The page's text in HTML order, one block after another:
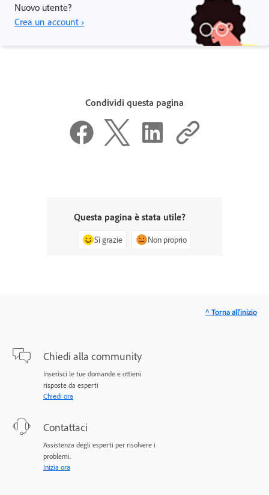
Nuovo utente?
Crea un account ›
Condividi questa pagina
Questa pagina è stata utile?
Sì grazie Non proprio
Chiedi alla community
Inserisci le tue domande e ottieni
risposte da esperti
Chiedi ora
Contattaci
Assistenza degli esperti per risolvere i
problemi.
Inizia ora
^ Torna all'inizio